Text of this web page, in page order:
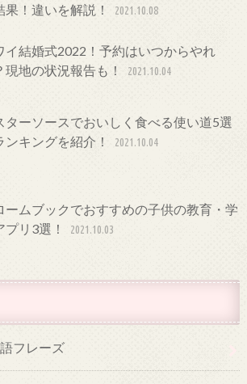
果！違いを解説！
2021.10.08
イ結婚式2022！予約はいつからやれ
現地の状況報告も！
2021.10.04
ターソースでおいしく食べる使い道5選
ンキングを紹介！
2021.10.04
ームブックでおすすめの子供の教育・学
プリ3選！
2021.10.03
フレーズ